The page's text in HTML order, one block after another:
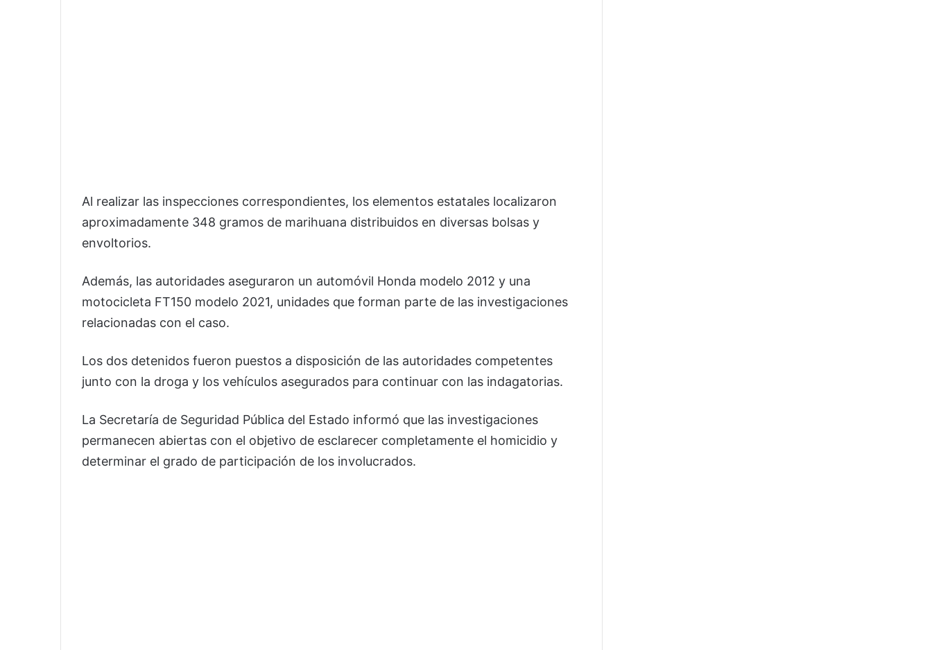
Al realizar las inspecciones correspondientes, los elementos estatales localizaron
aproximadamente 348 gramos de marihuana distribuidos en diversas bolsas y
envoltorios.
Además, las autoridades aseguraron un automóvil Honda modelo 2012 y una
motocicleta FT150 modelo 2021, unidades que forman parte de las investigaciones
relacionadas con el caso.
Los dos detenidos fueron puestos a disposición de las autoridades competentes
junto con la droga y los vehículos asegurados para continuar con las indagatorias.
La Secretaría de Seguridad Pública del Estado informó que las investigaciones
permanecen abiertas con el objetivo de esclarecer completamente el homicidio y
determinar el grado de participación de los involucrados.